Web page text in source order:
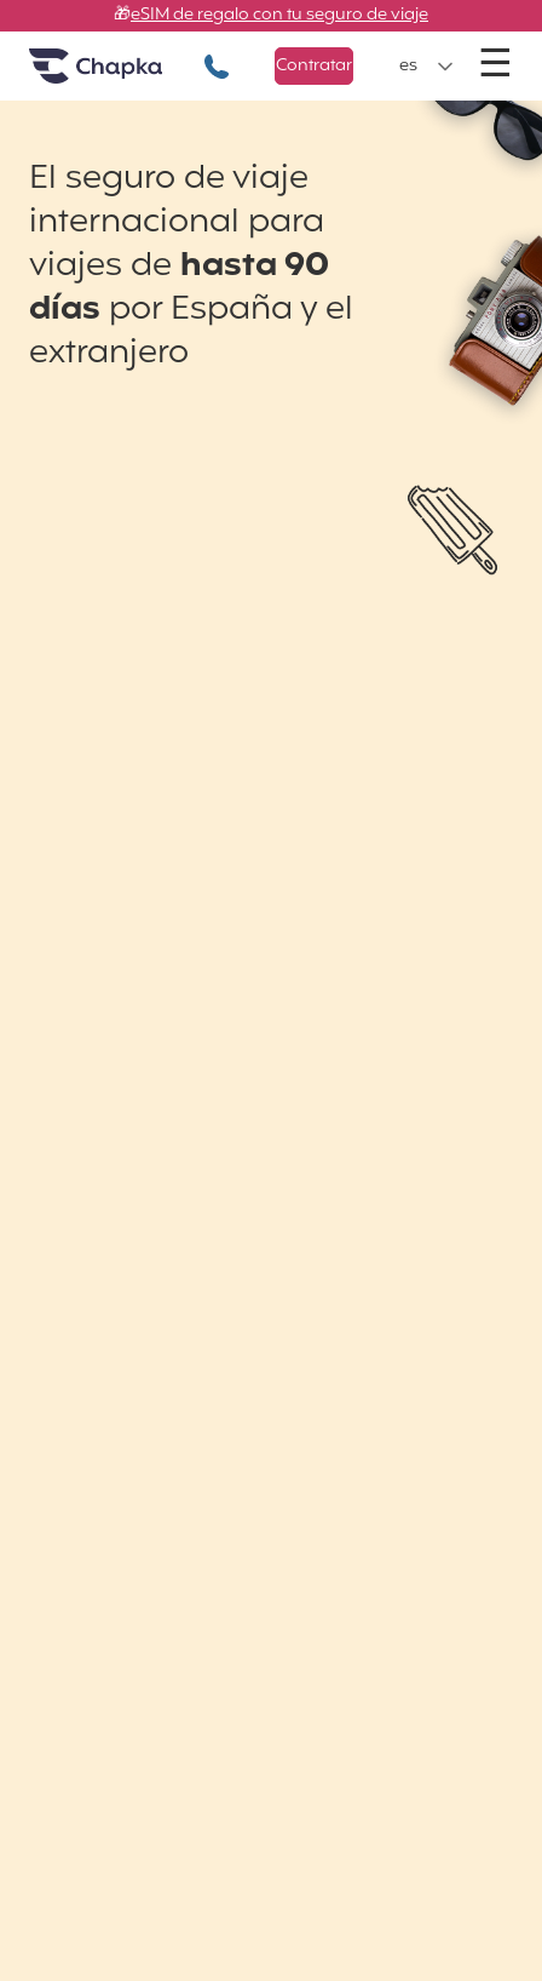
Ir directamente al contenido
Chapka Seguros de viaje
🎁eSIM de regalo con tu seguro de viaje
+34 900 805 947
Contratar es ☰
El seguro de viaje
internacional para
viajes de hasta 90
días por España y el
extranjero